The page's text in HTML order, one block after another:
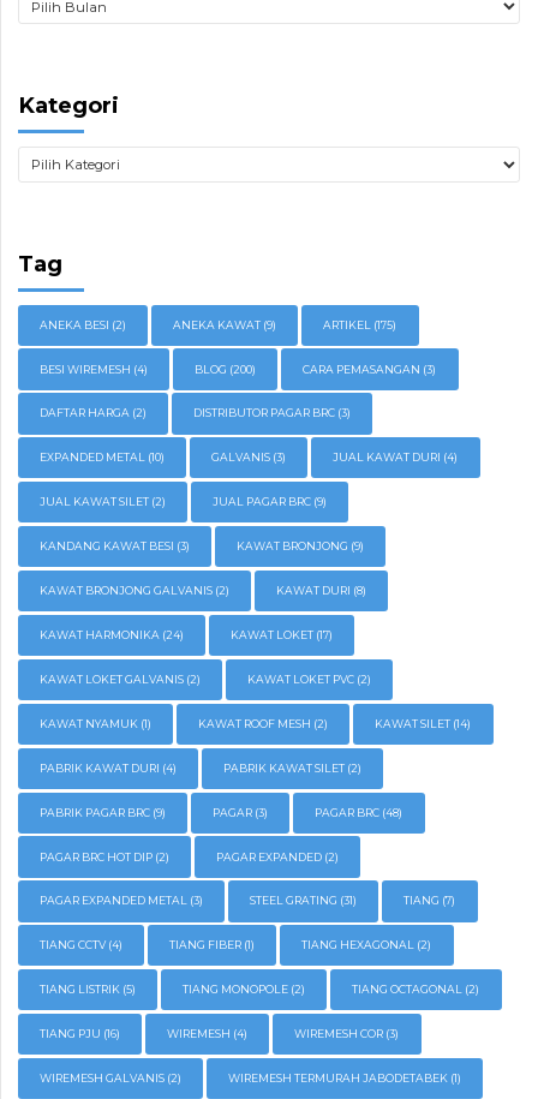
Kategori
Tag
ANEKA BESI (2) ANEKA KAWAT (9) ARTIKEL (175)
BESI WIREMESH (4) BLOG (200) CARA PEMASANGAN (3)
DAFTAR HARGA (2) DISTRIBUTOR PAGAR BRC (3)
EXPANDED METAL (10) GALVANIS (3) JUAL KAWAT DURI (4)
JUAL KAWAT SILET (2) JUAL PAGAR BRC (9)
KANDANG KAWAT BESI (3) KAWAT BRONJONG (9)
KAWAT BRONJONG GALVANIS (2) KAWAT DURI (8)
KAWAT HARMONIKA (24) KAWAT LOKET (17)
KAWAT LOKET GALVANIS (2) KAWAT LOKET PVC (2)
KAWAT NYAMUK (1) KAWAT ROOF MESH (2) KAWAT SILET (14)
PABRIK KAWAT DURI (4) PABRIK KAWAT SILET (2)
PABRIK PAGAR BRC (9) PAGAR (3) PAGAR BRC (48)
PAGAR BRC HOT DIP (2) PAGAR EXPANDED (2)
PAGAR EXPANDED METAL (3) STEEL GRATING (31) TIANG (7)
TIANG CCTV(4) TIANG FIBER (1) TIANG HEXAGONAL (2)
TIANG LISTRIK (5) TIANG MONOPOLE (2) TIANG OCTAGONAL (2)
TIANG PJU (16) WIREMESH (4) WIREMESH COR (3)
WIREMESH GALVANIS (2) WIREMESH TERMURAH JABODETABEK (1)